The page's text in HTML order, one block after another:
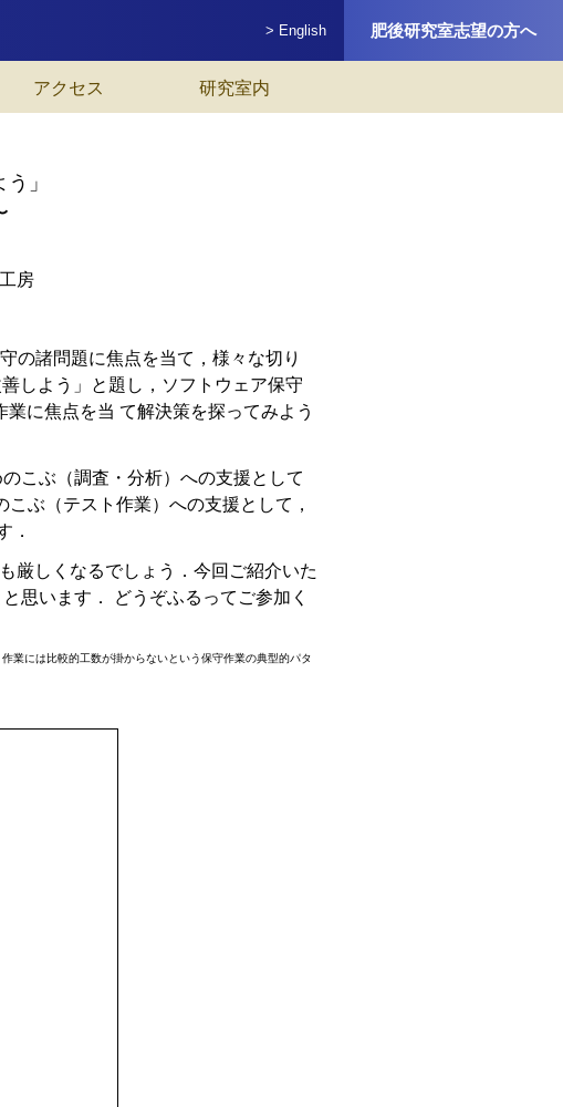
> English 肥後研究室志望の方へ
アクセス 研究室内
」
房
の諸問題に焦点を当て，様々な切り
しよう」と題し，ソフトウェア保守
業に焦点を当 て解決策を探ってみよう
こぶ（調査・分析）への支援として
ぶ（テスト作業）への支援として，
．
厳しくなるでしょう．今回ご紹介いた
思います． どうぞふるってご参加く
業には比較的工数が掛からないという保守作業の典型的パタ